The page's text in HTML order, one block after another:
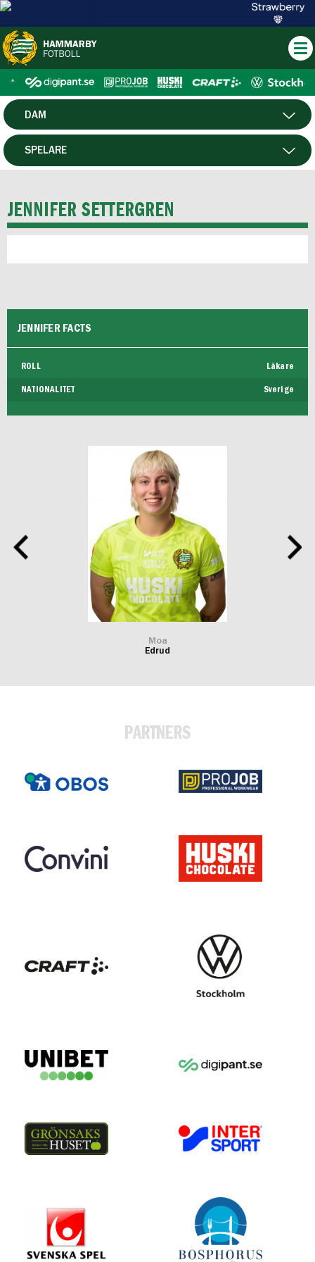
HERR
DAM
P19
FUTSAL DAM
SPELARE
JENNIFER SETTERGREN
JENNIFER FACTS
ROLL Läkare
NATIONALITET Sverige
Moa
Edrud
PARTNERS